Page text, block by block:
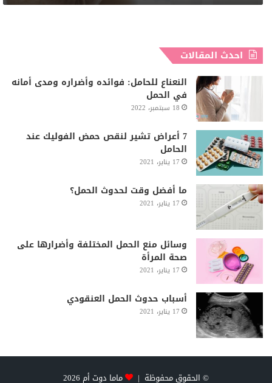
احدث المقالات
النعناع للحامل: فوائده وأضراره ومدى أمانه
في الحمل
18 سبتمبر، 2022
7 أعراض تشير لنقص حمض الفوليك عند
الحامل
17 يناير، 2021
ما أفضل وقت لحدوث الحمل؟
17 يناير، 2021
وسائل منع الحمل المختلفة وأضرارها على
صحة المرأة
17 يناير، 2021
أسباب حدوث الحمل العنقودي
17 يناير، 2021
© الحقوق محفوظة | ماما دوت أم